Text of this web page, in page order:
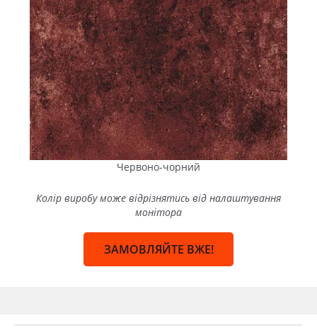
Червоно-чорний
Колір виробу може відрізнятись від налаштування
монітора
ЗАМОВЛЯЙТЕ ВЖЕ!